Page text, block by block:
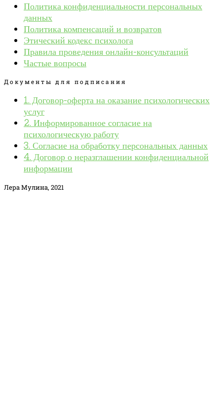
Политика конфиденциальности персональных
данных
Политика компенсаций и возвратов
Этический кодекс психолога
Правила проведения онлайн-консультаций
Частые вопросы
Документы для подписания
1. Договор-оферта на оказание психологических
услуг
2. Информированное согласие на
психологическую работу
3. Согласие на обработку персональных данных
4. Договор о неразглашении конфиденциальной
информации
Лера Мулина, 2021